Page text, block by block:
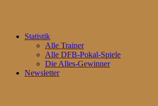
Statistik
Alle Trainer
Alle DFB-Pokal-Spiele
Die Alles-Gewinner
Newsletter